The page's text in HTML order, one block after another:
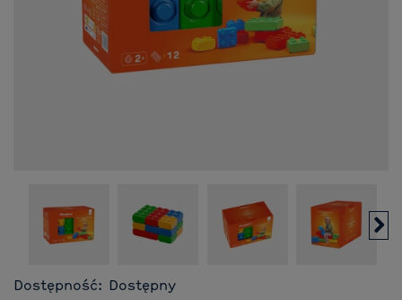
Dostępność:
Dostępny